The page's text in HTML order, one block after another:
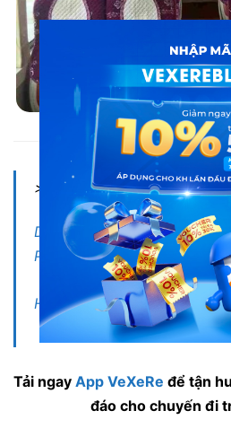
Nội thất hãng xe
> Xem thêm:
Du lịch Hải Phòng: Top các
Phòng hot nhất hiện nay
Hà Nội đi Hải Phòng bao
Tải ngay App VeXeRe để tận
đáo cho chuyến đi